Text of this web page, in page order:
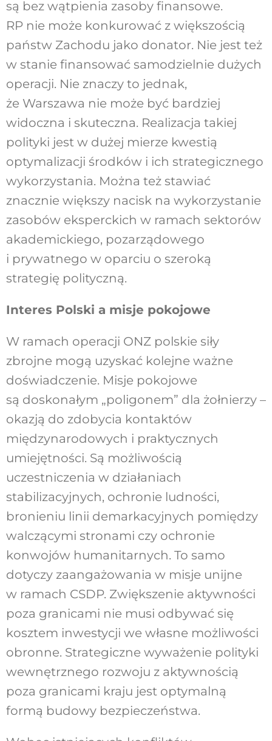
są bez wątpienia zasoby finansowe.
RP nie może konkurować z większością
państw Zachodu jako donator. Nie jest też
w stanie finansować samodzielnie dużych
operacji. Nie znaczy to jednak,
że Warszawa nie może być bardziej
widoczna i skuteczna. Realizacja takiej
polityki jest w dużej mierze kwestią
optymalizacji środków i ich strategicznego
wykorzystania. Można też stawiać
znacznie większy nacisk na wykorzystanie
zasobów eksperckich w ramach sektorów
akademickiego, pozarządowego
i prywatnego w oparciu o szeroką
strategię polityczną.
Interes Polski a misje pokojowe
W ramach operacji ONZ polskie siły
zbrojne mogą uzyskać kolejne ważne
doświadczenie. Misje pokojowe
są doskonałym „poligonem” dla żołnierzy –
okazją do zdobycia kontaktów
międzynarodowych i praktycznych
umiejętności. Są możliwością
uczestniczenia w działaniach
stabilizacyjnych, ochronie ludności,
bronieniu linii demarkacyjnych pomiędzy
walczącymi stronami czy ochronie
konwojów humanitarnych. To samo
dotyczy zaangażowania w misje unijne
w ramach CSDP. Zwiększenie aktywności
poza granicami nie musi odbywać się
kosztem inwestycji we własne możliwości
obronne. Strategiczne wyważenie polityki
wewnętrznego rozwoju z aktywnością
poza granicami kraju jest optymalną
formą budowy bezpieczeństwa.